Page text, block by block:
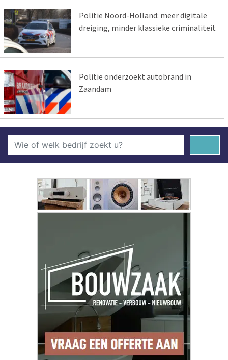
Politie Noord-Holland: meer digitale
dreiging, minder klassieke criminaliteit
Politie onderzoekt autobrand in
Zaandam